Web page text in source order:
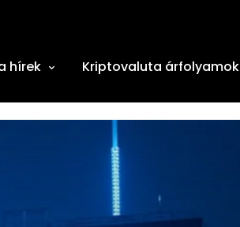
hírek Kriptovaluta árfolyamok